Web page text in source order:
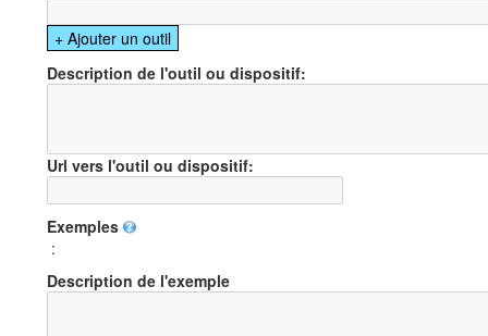
Description de l'outil ou dispositif:
Url vers l'outil ou dispositif:
Exemples
:
Description de l'exemple